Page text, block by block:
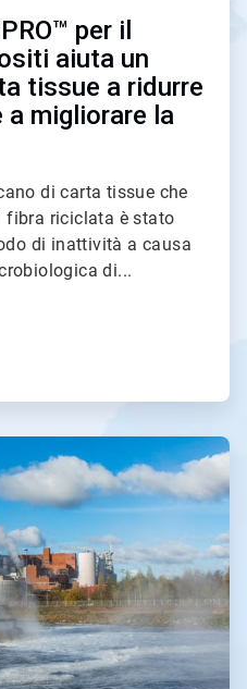
per il
aiuta un
tissue a ridurre
a migliorare la
di carta tissue che
fibra riciclata è stato
di inattività a causa
di...